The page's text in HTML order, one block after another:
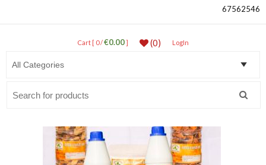
67562546
Cart [ 0 /€0.00] (0) LogIn